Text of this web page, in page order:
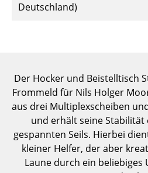
Kindertische
Einzelteile
... alle Tische
Aufbewahren
Regale & Schränke
Deutschland)
Der Hocker und Beistelltisch
Frommeld für Nils Holger
aus drei Multiplexscheiben
und erhält seine
gespannten Seils. Hierbei
kleiner Helfer, der aber
Laune durch ein beliebiges